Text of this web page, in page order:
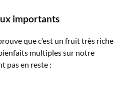
importants
que c’est un fruit très riche
multiples sur notre
pas en reste :